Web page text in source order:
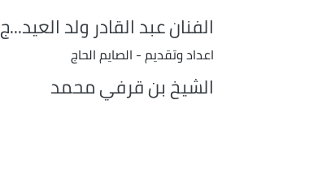
الفنان عبد القادر ولد العيد...ج2
اعداد وتقديم - الصايم الحاج
الشيخ بن قرفي محمد